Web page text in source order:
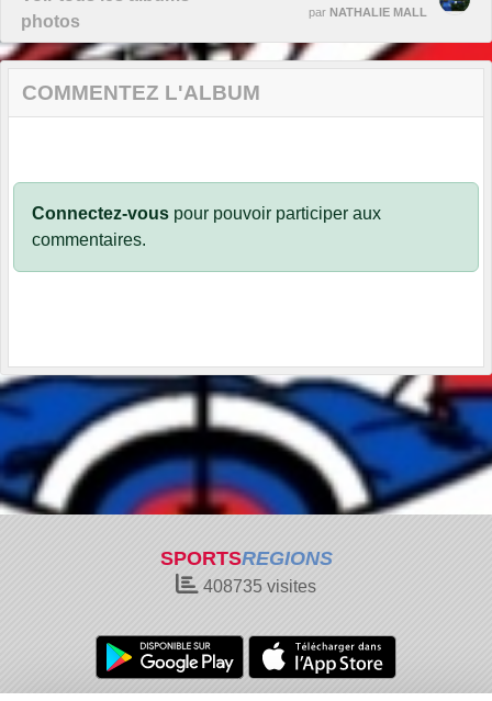
photos
par NATHALIE MALL
COMMENTEZ L'ALBUM
Connectez-vous pour pouvoir participer aux
commentaires.
SPORTSREGIONS
408735 visites